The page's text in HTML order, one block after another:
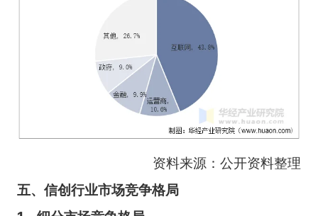
资料来源：公开资料整理
五、信创行业市场竞争格局